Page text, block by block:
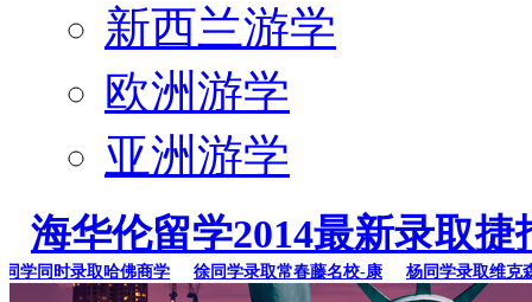
新西兰游学
欧洲游学
亚洲游学
海华伦留学2014最新录取捷
同时录取哈佛商学 徐同学录取常春藤名校-康 杨同学录取维克森林